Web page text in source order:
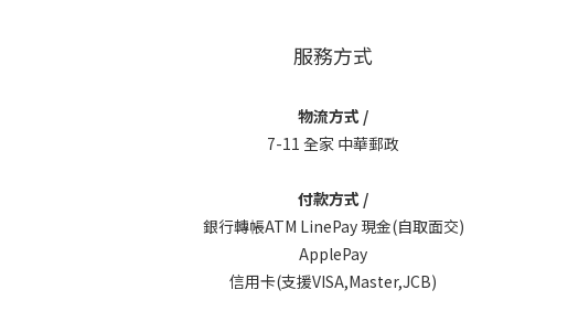
服務方式
物流方式 /
7-11 全家 中華郵政
付款方式 /
銀行轉帳ATM LinePay 現金(自取面交)
ApplePay
信用卡(支援VISA,Master,JCB)